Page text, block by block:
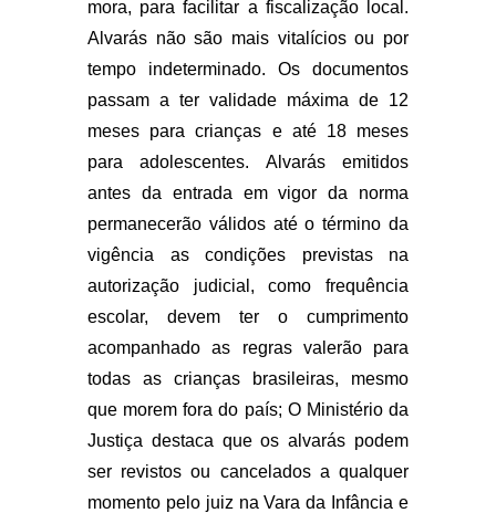
mora, para facilitar a fiscalização local.
Alvarás não são mais vitalícios ou por
tempo indeterminado. Os documentos
passam a ter validade máxima de 12
meses para crianças e até 18 meses
para adolescentes. Alvarás emitidos
antes da entrada em vigor da norma
permanecerão válidos até o término da
vigência as condições previstas na
autorização judicial, como frequência
escolar, devem ter o cumprimento
acompanhado as regras valerão para
todas as crianças brasileiras, mesmo
que morem fora do país; O Ministério da
Justiça destaca que os alvarás podem
ser revistos ou cancelados a qualquer
momento pelo juiz na Vara da Infância e